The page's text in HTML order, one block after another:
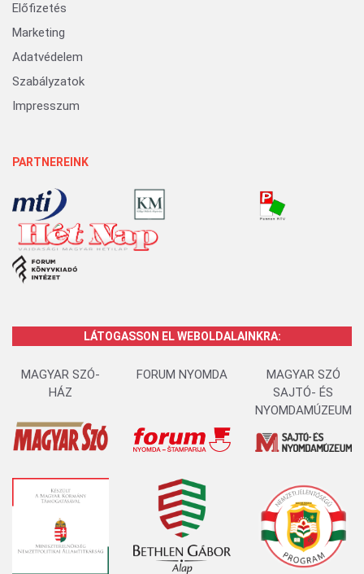
Előfizetés
Marketing
Adatvédelem
Szabályzatok
Impresszum
PARTNEREINK
LÁTOGASSON EL WEBOLDALAINKRA:
MAGYAR SZÓ-
HÁZ
FORUM NYOMDA
MAGYAR SZÓ
SAJTÓ- ÉS
NYOMDAMÚZEUM